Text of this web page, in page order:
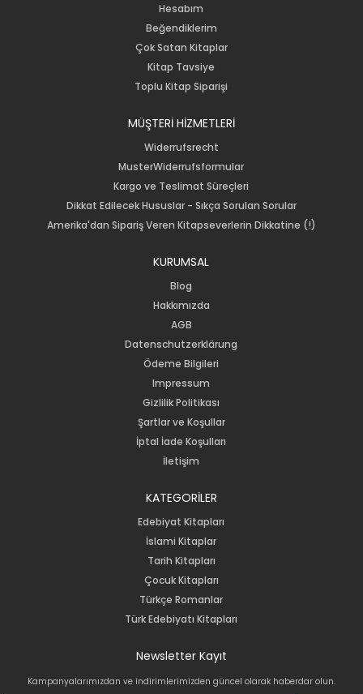
Hesabım
Beğendiklerim
Çok Satan Kitaplar
Kitap Tavsiye
Toplu Kitap Siparişi
MÜŞTERİ HİZMETLERİ
Widerrufsrecht
MusterWiderrufsformular
Kargo ve Teslimat Süreçleri
Dikkat Edilecek Hususlar - Sıkça Sorulan Sorular
Amerika'dan Sipariş Veren Kitapseverlerin Dikkatine (!)
KURUMSAL
Blog
Hakkımızda
AGB
Datenschutzerklärung
Ödeme Bilgileri
Impressum
Gizlilik Politikası
Şartlar ve Koşullar
İptal İade Koşulları
İletişim
KATEGORİLER
Edebiyat Kitapları
İslami Kitaplar
Tarih Kitapları
Çocuk Kitapları
Türkçe Romanlar
Türk Edebiyatı Kitapları
Newsletter Kayıt
Kampanyalarımızdan ve indirimlerimizden güncel olarak haberdar olun.